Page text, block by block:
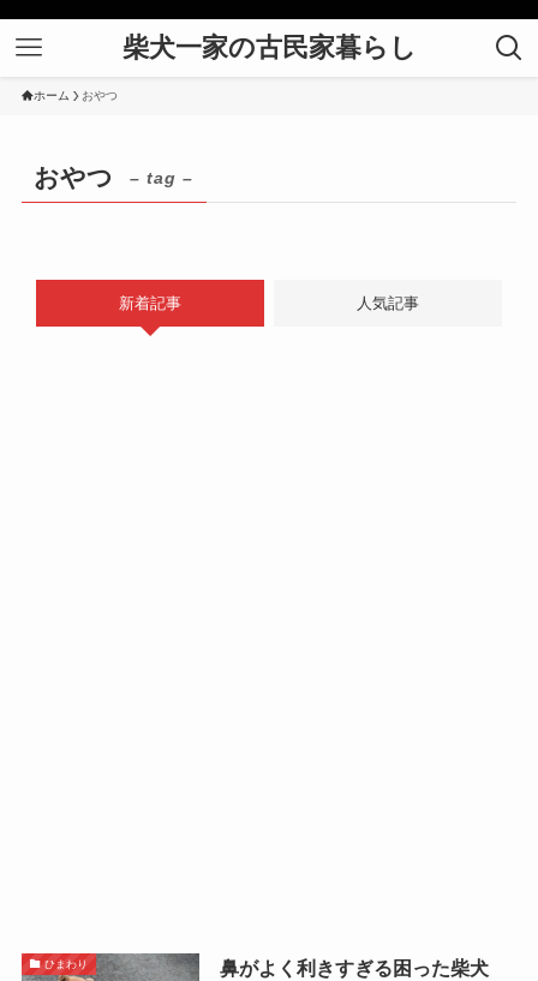
柴犬一家の古民家暮らし
ホーム おやつ
おやつ – tag –
新着記事 人気記事
ひまわり 鼻がよく利きすぎる困った柴犬